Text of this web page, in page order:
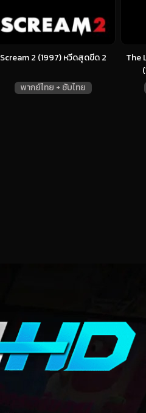
Scream 2 (1997) หวีดสุดขีด 2
พากย์ไทย + ซับไทย
The